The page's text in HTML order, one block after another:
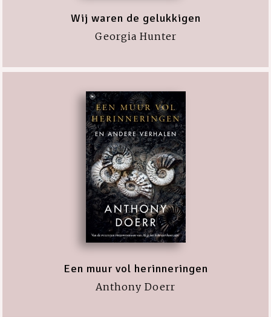
Wij waren de gelukkigen
Georgia Hunter
Een muur vol herinneringen
Anthony Doerr